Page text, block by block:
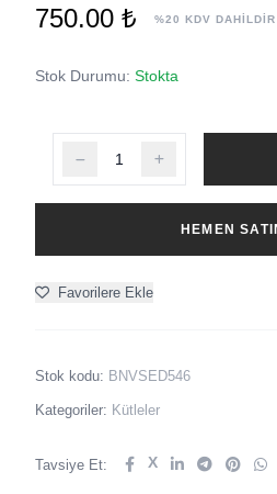
750.00 ₺ %20 KDV DAHİLDİR
Stok Durumu: Stokta
HEMEN
Favorilere Ekle
Stok kodu: BNVSED546
Kategoriler: Kütleler
Tavsiye Et: X